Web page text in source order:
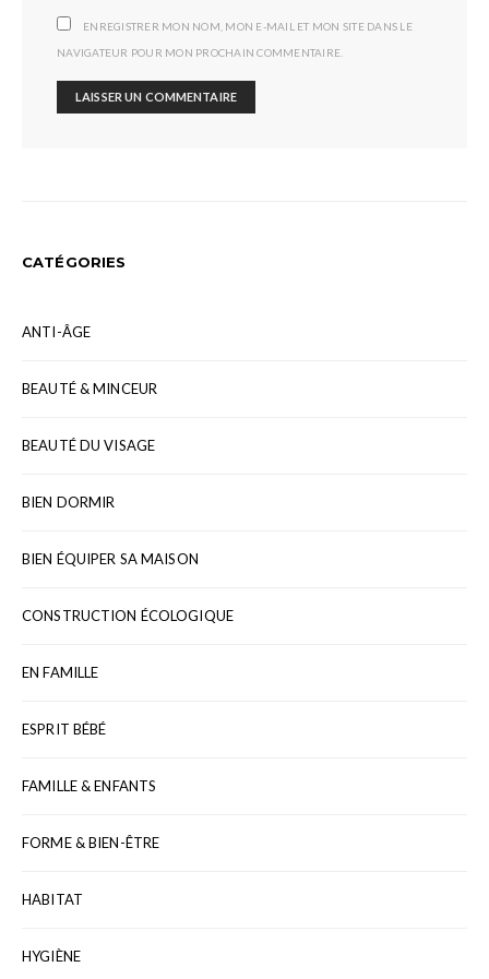
ENREGISTRER MON NOM, MON E-MAIL ET MON SITE DANS LE
NAVIGATEUR POUR MON PROCHAIN COMMENTAIRE.
CATÉGORIES
ANTI-ÂGE
BEAUTÉ & MINCEUR
BEAUTÉ DU VISAGE
BIEN DORMIR
BIEN ÉQUIPER SA MAISON
CONSTRUCTION ÉCOLOGIQUE
EN FAMILLE
ESPRIT BÉBÉ
FAMILLE & ENFANTS
FORME & BIEN-ÊTRE
HABITAT
HYGIÈNE